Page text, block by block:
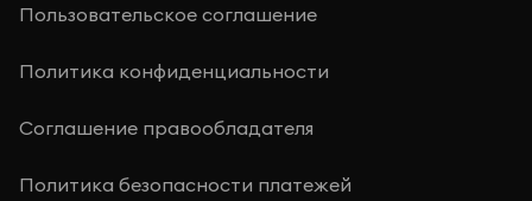
Пользовательское соглашение
Политика конфиденциальности
Соглашение правообладателя
Политика безопасности платежей